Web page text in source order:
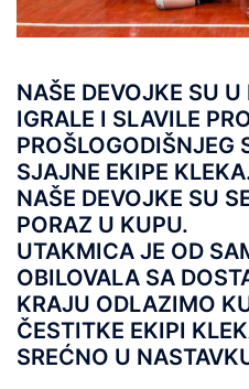
NAŠE DEVOJKE SU
IGRALE I SLAVILE
PROŠLOGODIŠNJEG
SJAJNE EKIPE
NAŠE DEVOJKE SU
PORAZ U KUPU.
UTAKMICA JE OD
OBILOVALA SA
KRAJU ODLAZIMO
ČESTITKE EKIPI
SREĆNO U